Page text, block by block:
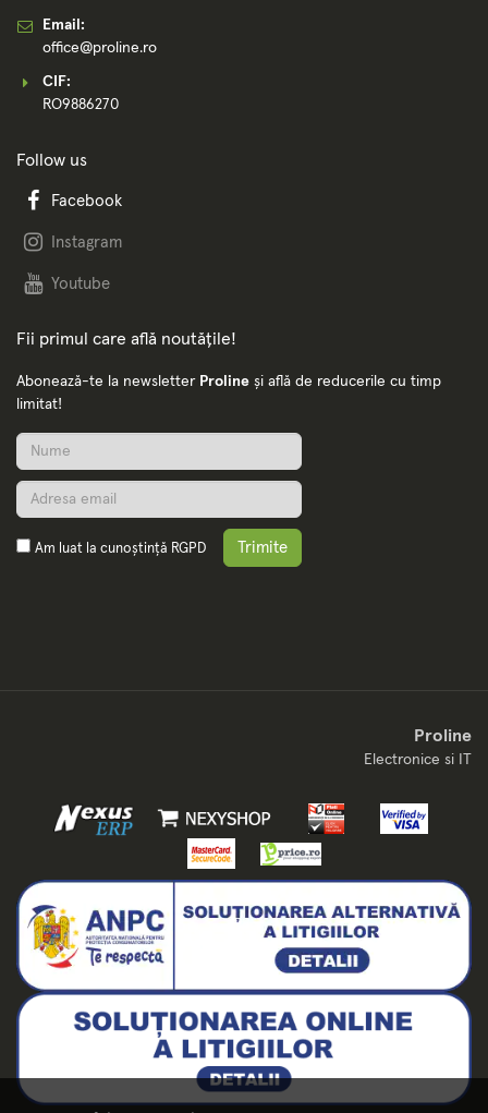
Email:
office@proline.ro
CIF:
RO9886270
Follow us
Facebook
Instagram
Youtube
Fii primul care află noutățile!
Abonează-te la newsletter Proline și află de reducerile cu timp
limitat!
Am luat la cunoștință RGPD Trimite
Proline
Electronice si IT